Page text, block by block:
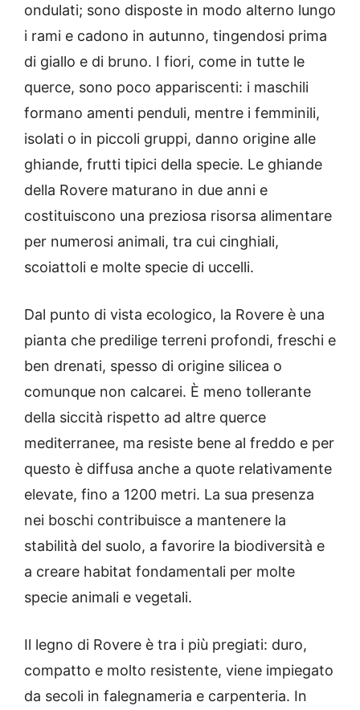
ondulati; sono disposte in modo alterno lungo
i rami e cadono in autunno, tingendosi prima
di giallo e di bruno. I fiori, come in tutte le
querce, sono poco appariscenti: i maschili
formano amenti penduli, mentre i femminili,
isolati o in piccoli gruppi, danno origine alle
ghiande, frutti tipici della specie. Le ghiande
della Rovere maturano in due anni e
costituiscono una preziosa risorsa alimentare
per numerosi animali, tra cui cinghiali,
scoiattoli e molte specie di uccelli.
Dal punto di vista ecologico, la Rovere è una
pianta che predilige terreni profondi, freschi e
ben drenati, spesso di origine silicea o
comunque non calcarei. È meno tollerante
della siccità rispetto ad altre querce
mediterranee, ma resiste bene al freddo e per
questo è diffusa anche a quote relativamente
elevate, fino a 1200 metri. La sua presenza
nei boschi contribuisce a mantenere la
stabilità del suolo, a favorire la biodiversità e
a creare habitat fondamentali per molte
specie animali e vegetali.
Il legno di Rovere è tra i più pregiati: duro,
compatto e molto resistente, viene impiegato
da secoli in falegnameria e carpenteria. In